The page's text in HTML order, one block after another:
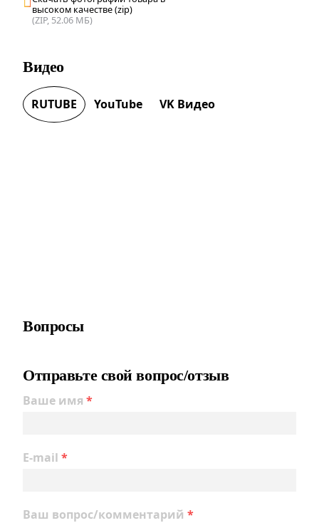
высоком качестве (zip)
(ZIP, 52.06 МБ)
Видео
RUTUBE YouTube VK Видео
Вопросы
Отправьте свой вопрос/отзыв
Ваше имя *
E-mail *
Ваш вопрос/комментарий *